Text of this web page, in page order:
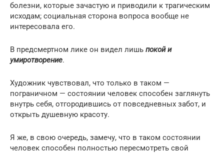
болезни, которые зачастую и приводили к трагическим
исходам; социальная сторона вопроса вообще не
интересовала его.
В предсмертном лике он видел лишь покой и
умиротворение.
Художник чувствовал, что только в таком —
пограничном — состоянии человек способен заглянуть
внутрь себя, отгородившись от повседневных забот, и
открыть душевную красоту.
Я же, в свою очередь, замечу, что в таком состоянии
человек способен полностью пересмотреть свой